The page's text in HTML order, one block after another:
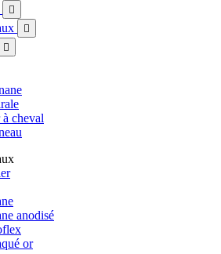



cheval
anodisé
or